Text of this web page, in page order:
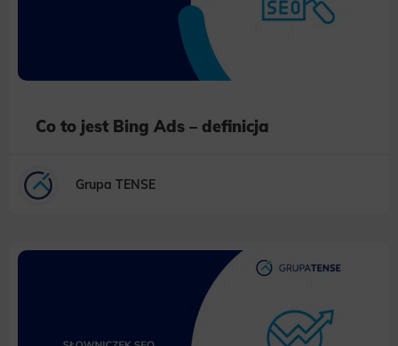
Co to jest Bing Ads – definicja
Grupa TENSE